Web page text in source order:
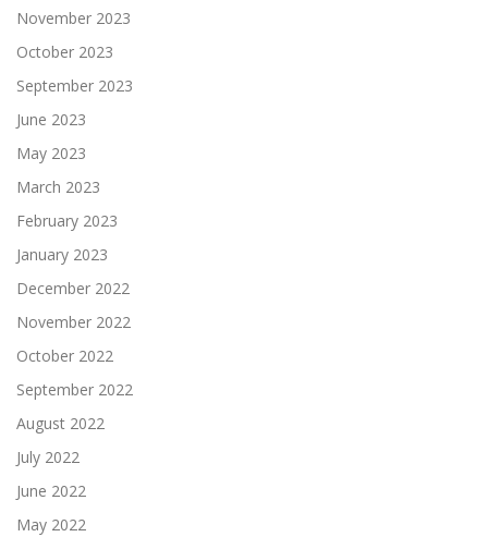
November 2023
October 2023
September 2023
June 2023
May 2023
March 2023
February 2023
January 2023
December 2022
November 2022
October 2022
September 2022
August 2022
July 2022
June 2022
May 2022